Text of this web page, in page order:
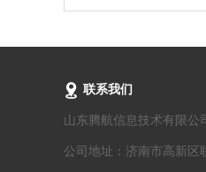
联系我们
山东腾航信息技术有限公
公司地址：济南市高新